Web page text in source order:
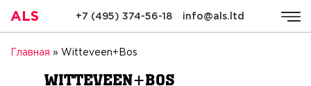
ALS
ALS Компания Услуги Стоимость
+7 (495) 374-56-18 info@als.ltd
Главная » Witteveen+Bos
Witteveen+Bos